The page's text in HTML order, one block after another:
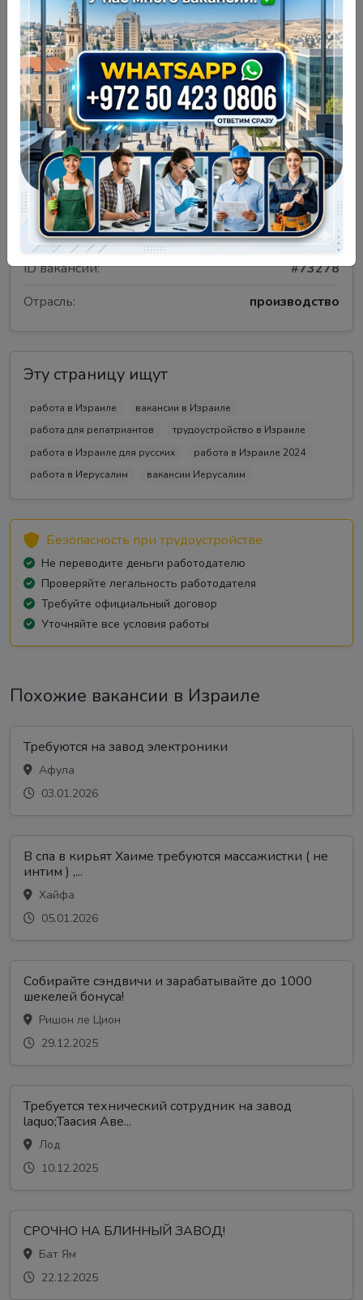
Детали вакансии
Тип:
Требуются
Занятость:
Полный день
ID вакансии:
#73278
Отрасль:
производство
Эту страницу ищут
работа в Израиле
вакансии в Израиле
работа для репатриантов
трудоустройство в Израиле
работа в Израиле для русских
работа в Израиле 2024
работа в Иерусалим
вакансии Иерусалим
Безопасность при трудоустройстве
Не переводите деньги работодателю
Проверяйте легальность работодателя
Требуйте официальный договор
Уточняйте все условия работы
Похожие вакансии в Израиле
Требуются на завод электроники
Афула
03.01.2026
В спа в кирьят Хаиме требуются массажистки ( не
интим ) ,...
Хайфа
05.01.2026
Собирайте сэндвичи и зарабатывайте до 1000
шекелей бонуса!
Ришон ле Цион
29.12.2025
Требуется технический сотрудник на завод
laquo;Таасия Аве...
Лод
10.12.2025
СРОЧНО НА БЛИННЫЙ ЗАВОД!
Бат Ям
22.12.2025